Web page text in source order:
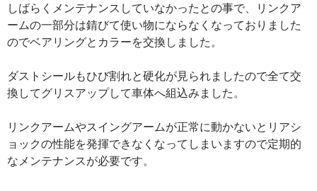
しばらくメンテナンスしていなかったとの事で、リンクア
ームの一部分は錆びて使い物にならなくなっておりました
のでベアリングとカラーを交換しました。
ダストシールもひび割れと硬化が見られましたので全て交
換してグリスアップして車体へ組込みました。
リンクアームやスイングアームが正常に動かないとリアシ
ョックの性能を発揮できなくなってしまいますので定期的
なメンテナンスが必要です。